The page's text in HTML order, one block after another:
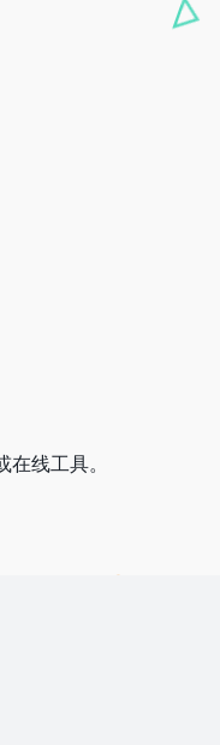
线工具。